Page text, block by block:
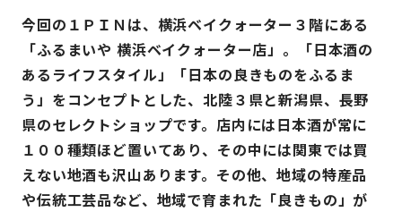
今回の１ＰＩＮは、横浜ベイクォーター３階にある
「ふるまいや 横浜ベイクォーター店」。「日本酒の
あるライフスタイル」「日本の良きものをふるま
う」をコンセプトとした、北陸３県と新潟県、長野
県のセレクトショップです。店内には日本酒が常に
１００種類ほど置いてあり、その中には関東では買
えない地酒も沢山あります。その他、地域の特産品
や伝統工芸品など、地域で育まれた「良きもの」が